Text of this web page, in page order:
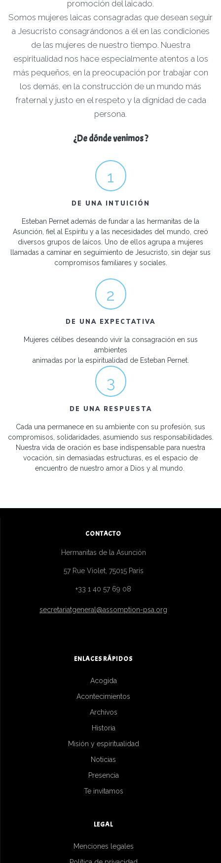
promoción del laicado.
Somos mujeres laicas consagradas que desean seguir
a Jesucristo consagrándonos a él en las condiciones
de las mujeres de nuestro tiempo. Nuestra
espiritualidad nos hace especialmente atentos a los
más pequeños, en la preocupación por trabajar con
los demás, en la construcción de un mundo más
fraternal y justo en el respeto y la dignidad de cada
persona.
¿De dónde venimos ?
1
DE UNA INTUICIÓN
Esteban Pernet además de fundar a las hermanitas de la
Asunción, fiel al Espíritu y a las necesidades del mundo, creó
diversos grupos de laicos. Uno de ellos agrupa a mujeres
llamadas a caminar en seguimiento de Jesucristo, sin dejar sus
compromisos familiares y sociales.
2
DE UNA EXPECTATIVA
Mujeres célibes deseando vivir la consagración en sus
ambientes
animadas por la espiritualidad de Esteban Pernet.
3
DE UNA RESPUESTA
Cada una permanece en su ambiente con su profesión, sus
compromisos, solidaridades, asumiendo sus responsabilidades.
Nuestra vida de oración es base indispensable para nuestra
vocación, sin demasiadas estructuras, es el espacio de
encuentro de nuestro amor a Dios y al mundo.
CONTACTO
Hermanitas de la Asunción
57 Rue Violet, 75015 Paris
+33 1 40 57 69 08
secretariatgeneral@assomption-psa.org
ENLACES RÁPIDOS
Acogida
Acontecimientos
Archivos
Historia
Misión y espiritualidad
Noticias
Presencia
Te invitamos
LEGAL
Menciones legales